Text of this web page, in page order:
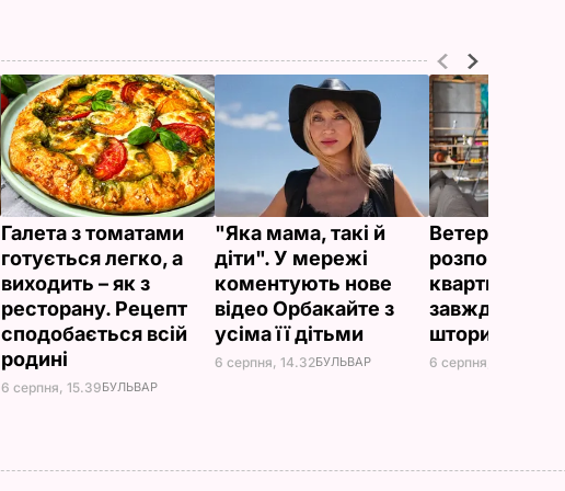
Галета з томатами
готується легко, а
виходить – як з
ресторану. Рецепт
сподобається всій
родині
6 серпня, 15.39БУЛЬВАР
"Яка мама, такі й
діти". У мережі
коментують нове
відео Орбакайте з
усіма її дітьми
6 серпня, 14.32БУЛЬВАР
Ветеран
розповів,
квартирі тепер
завжди
штори
6 серпня, 14.06